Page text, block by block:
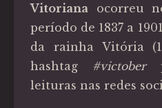
Vitoriana ocorreu
período de 1837 a
da rainha Vitória
hashtag
#victober
leituras nas redes